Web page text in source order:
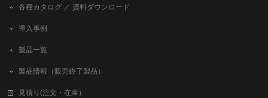
各種カタログ ／ 資料ダウンロード
導入事例
製品一覧
製品情報（販売終了製品）
見積り(注文・在庫）